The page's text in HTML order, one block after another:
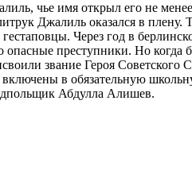
чье имя открыл его не
Джалиль оказался в
Через год в
преступники. Но
звание Героя
в обязательную
Абдулла Алишев.